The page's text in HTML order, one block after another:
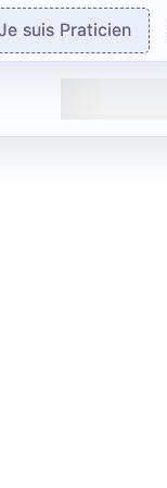
suis Praticien